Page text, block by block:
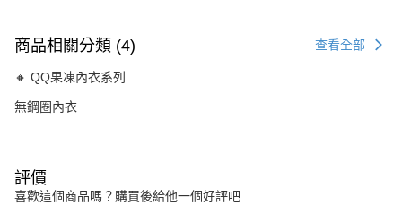
商品相關分類 (4) 查看全部
🔸 QQ果凍內衣系列
無鋼圈內衣
評價
喜歡這個商品嗎？購買後給他一個好評吧